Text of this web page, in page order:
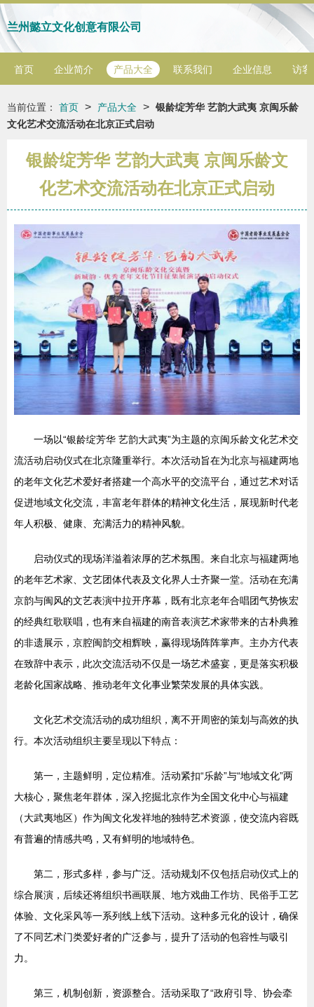
兰州懿立文化创意有限公司
首页 企业简介 产品大全 联系我们 企业信息 访客
当前位置： 首页 > 产品大全 > 银龄绽芳华 艺韵大武夷 京闽乐龄
文化艺术交流活动在北京正式启动
银龄绽芳华 艺韵大武夷 京闽乐龄文
化艺术交流活动在北京正式启动
一场以“银龄绽芳华 艺韵大武夷”为主题的京闽乐龄文化艺术交
流活动启动仪式在北京隆重举行。本次活动旨在为北京与福建两地
的老年文化艺术爱好者搭建一个高水平的交流平台，通过艺术对话
促进地域文化交流，丰富老年群体的精神文化生活，展现新时代老
年人积极、健康、充满活力的精神风貌。
启动仪式的现场洋溢着浓厚的艺术氛围。来自北京与福建两地
的老年艺术家、文艺团体代表及文化界人士齐聚一堂。活动在充满
京韵与闽风的文艺表演中拉开序幕，既有北京老年合唱团气势恢宏
的经典红歌联唱，也有来自福建的南音表演艺术家带来的古朴典雅
的非遗展示，京腔闽韵交相辉映，赢得现场阵阵掌声。主办方代表
在致辞中表示，此次交流活动不仅是一场艺术盛宴，更是落实积极
老龄化国家战略、推动老年文化事业繁荣发展的具体实践。
文化艺术交流活动的成功组织，离不开周密的策划与高效的执
行。本次活动组织主要呈现以下特点：
第一，主题鲜明，定位精准。活动紧扣“乐龄”与“地域文化”两
大核心，聚焦老年群体，深入挖掘北京作为全国文化中心与福建
（大武夷地区）作为闽文化发祥地的独特艺术资源，使交流内容既
有普遍的情感共鸣，又有鲜明的地域特色。
第二，形式多样，参与广泛。活动规划不仅包括启动仪式上的
综合展演，后续还将组织书画联展、地方戏曲工作坊、民俗手工艺
体验、文化采风等一系列线上线下活动。这种多元化的设计，确保
了不同艺术门类爱好者的广泛参与，提升了活动的包容性与吸引
力。
第三，机制创新，资源整合。活动采取了“政府引导、协会牵